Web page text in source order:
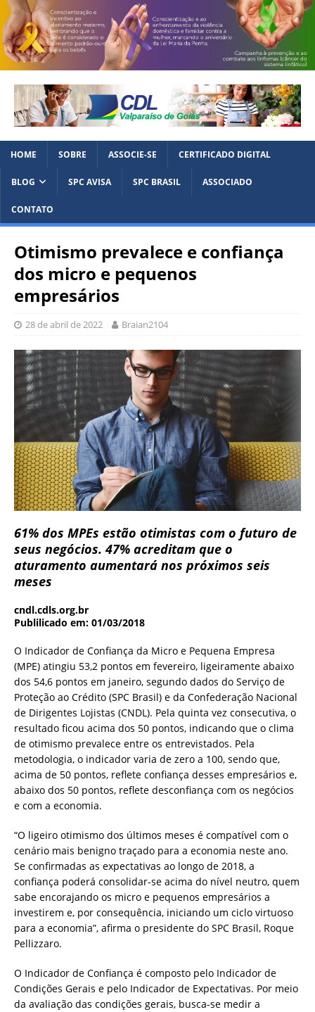
HOME SOBRE ASSOCIE-SE CERTIFICADO DIGITAL
BLOG SPC AVISA SPC BRASIL ASSOCIADO
CONTATO
Otimismo prevalece e confiança
dos micro e pequenos
empresários
28 de abril de 2022 Braian2104
61% dos MPEs estão otimistas com o futuro de
seus negócios. 47% acreditam que o
aturamento aumentará nos próximos seis
meses
cndl.cdls.org.br
Publilicado em: 01/03/2018
O Indicador de Confiança da Micro e Pequena Empresa
(MPE) atingiu 53,2 pontos em fevereiro, ligeiramente abaixo
dos 54,6 pontos em janeiro, segundo dados do Serviço de
Proteção ao Crédito (SPC Brasil) e da Confederação Nacional
de Dirigentes Lojistas (CNDL). Pela quinta vez consecutiva, o
resultado ficou acima dos 50 pontos, indicando que o clima
de otimismo prevalece entre os entrevistados. Pela
metodologia, o indicador varia de zero a 100, sendo que,
acima de 50 pontos, reflete confiança desses empresários e,
abaixo dos 50 pontos, reflete desconfiança com os negócios
e com a economia.
“O ligeiro otimismo dos últimos meses é compatível com o
cenário mais benigno traçado para a economia neste ano.
Se confirmadas as expectativas ao longo de 2018, a
confiança poderá consolidar-se acima do nível neutro, quem
sabe encorajando os micro e pequenos empresários a
investirem e, por consequência, iniciando um ciclo virtuoso
para a economia”, afirma o presidente do SPC Brasil, Roque
Pellizzaro.
O Indicador de Confiança é composto pelo Indicador de
Condições Gerais e pelo Indicador de Expectativas. Por meio
da avaliação das condições gerais, busca-se medir a